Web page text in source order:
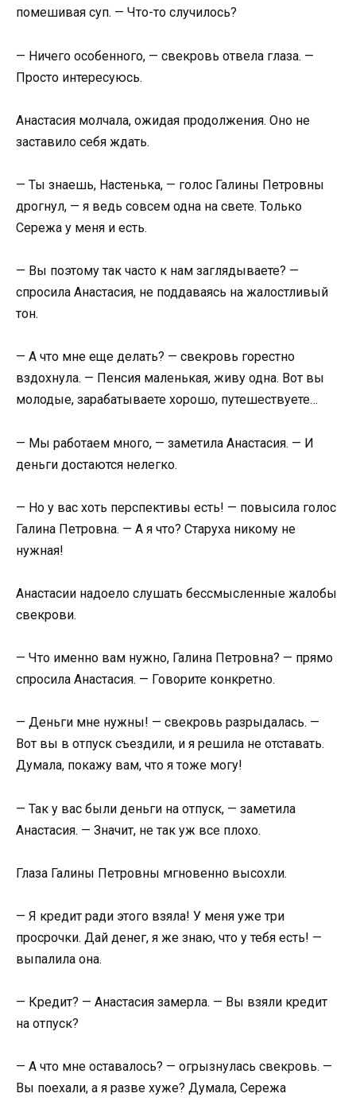
помешивая суп. — Что-то случилось?
— Ничего особенного, — свекровь отвела глаза. —
Просто интересуюсь.
Анастасия молчала, ожидая продолжения. Оно не
заставило себя ждать.
— Ты знаешь, Настенька, — голос Галины Петровны
дрогнул, — я ведь совсем одна на свете. Только
Сережа у меня и есть.
— Вы поэтому так часто к нам заглядываете? —
спросила Анастасия, не поддаваясь на жалостливый
тон.
— А что мне еще делать? — свекровь горестно
вздохнула. — Пенсия маленькая, живу одна. Вот вы
молодые, зарабатываете хорошо, путешествуете…
— Мы работаем много, — заметила Анастасия. — И
деньги достаются нелегко.
— Но у вас хоть перспективы есть! — повысила голос
Галина Петровна. — А я что? Старуха никому не
нужная!
Анастасии надоело слушать бессмысленные жалобы
свекрови.
— Что именно вам нужно, Галина Петровна? — прямо
спросила Анастасия. — Говорите конкретно.
— Деньги мне нужны! — свекровь разрыдалась. —
Вот вы в отпуск съездили, и я решила не отставать.
Думала, покажу вам, что я тоже могу!
— Так у вас были деньги на отпуск, — заметила
Анастасия. — Значит, не так уж все плохо.
Глаза Галины Петровны мгновенно высохли.
— Я кредит ради этого взяла! У меня уже три
просрочки. Дай денег, я же знаю, что у тебя есть! —
выпалила она.
— Кредит? — Анастасия замерла. — Вы взяли кредит
на отпуск?
— А что мне оставалось? — огрызнулась свекровь. —
Вы поехали, а я разве хуже? Думала, Сережа